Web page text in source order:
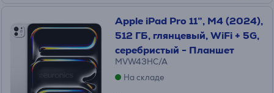
Apple iPad Pro 11”, M4 (2024),
512 ГБ, глянцевый, WiFi + 5G,
серебристый - Планшет
MVW43HC/A
На складе